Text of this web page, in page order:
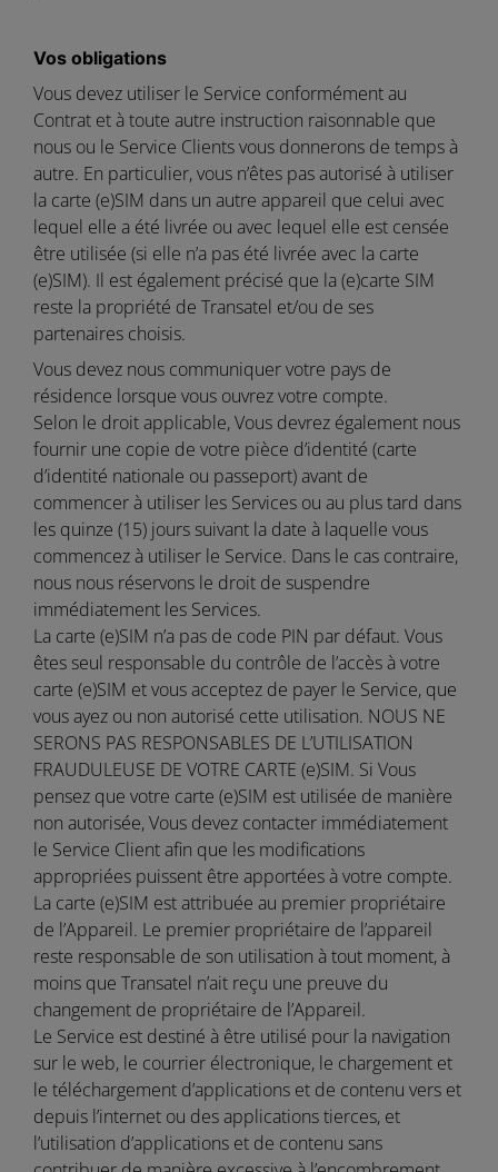
Vos obligations
Vous devez utiliser le Service conformément au
Contrat et à toute autre instruction raisonnable que
nous ou le Service Clients vous donnerons de temps à
autre. En particulier, vous n’êtes pas autorisé à utiliser
la carte (e)SIM dans un autre appareil que celui avec
lequel elle a été livrée ou avec lequel elle est censée
être utilisée (si elle n’a pas été livrée avec la carte
(e)SIM). Il est également précisé que la (e)carte SIM
reste la propriété de Transatel et/ou de ses
partenaires choisis.
Vous devez nous communiquer votre pays de
résidence lorsque vous ouvrez votre compte.
Selon le droit applicable, Vous devrez également nous
fournir une copie de votre pièce d’identité (carte
d’identité nationale ou passeport) avant de
commencer à utiliser les Services ou au plus tard dans
les quinze (15) jours suivant la date à laquelle vous
commencez à utiliser le Service. Dans le cas contraire,
nous nous réservons le droit de suspendre
immédiatement les Services.
La carte (e)SIM n’a pas de code PIN par défaut. Vous
êtes seul responsable du contrôle de l’accès à votre
carte (e)SIM et vous acceptez de payer le Service, que
vous ayez ou non autorisé cette utilisation. NOUS NE
SERONS PAS RESPONSABLES DE L’UTILISATION
FRAUDULEUSE DE VOTRE CARTE (e)SIM. Si Vous
pensez que votre carte (e)SIM est utilisée de manière
non autorisée, Vous devez contacter immédiatement
le Service Client afin que les modifications
appropriées puissent être apportées à votre compte.
La carte (e)SIM est attribuée au premier propriétaire
de l’Appareil. Le premier propriétaire de l’appareil
reste responsable de son utilisation à tout moment, à
moins que Transatel n’ait reçu une preuve du
changement de propriétaire de l’Appareil.
Le Service est destiné à être utilisé pour la navigation
sur le web, le courrier électronique, le chargement et
le téléchargement d’applications et de contenu vers et
depuis l’internet ou des applications tierces, et
l’utilisation d’applications et de contenu sans